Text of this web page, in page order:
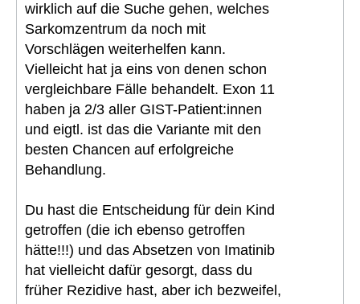
wirklich auf die Suche gehen, welches
Sarkomzentrum da noch mit
Vorschlägen weiterhelfen kann.
Vielleicht hat ja eins von denen schon
vergleichbare Fälle behandelt. Exon 11
haben ja 2/3 aller GIST-Patient:innen
und eigtl. ist das die Variante mit den
besten Chancen auf erfolgreiche
Behandlung.
Du hast die Entscheidung für dein Kind
getroffen (die ich ebenso getroffen
hätte!!!) und das Absetzen von Imatinib
hat vielleicht dafür gesorgt, dass du
früher Rezidive hast, aber ich bezweifel,